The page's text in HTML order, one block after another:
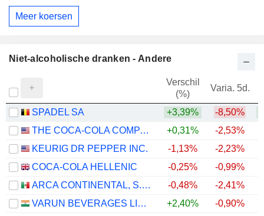
Meer koersen
Niet-alcoholische dranken - Andere
Verschil
(%)
Varia. 5d.
SPADEL SA +3,39% -8,50%
THE COCA-COLA COMPANY
+0,31% -2,53%
KEURIG DR PEPPER INC.
-1,13% -2,23%
COCA-COLA HELLENIC
-0,25% -0,99%
ARCA CONTINENTAL, S.A.B. DE C.V.
-0,48% -2,41%
VARUN BEVERAGES LIMITED
+2,40% -0,90%